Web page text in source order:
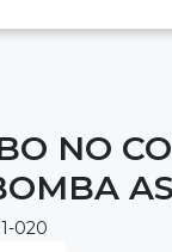
NO
020